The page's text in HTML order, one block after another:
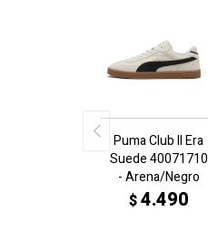
Puma Club II Era
Suede 40071710
- Arena/Negro
$4.490